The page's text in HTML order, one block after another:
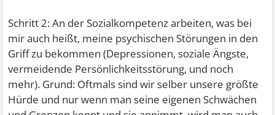
Schritt 2: An der Sozialkompetenz arbeiten, was bei
mir auch heißt, meine psychischen Störungen in den
Griff zu bekommen (Depressionen, soziale Ängste,
vermeidende Persönlichkeitsstörung, und noch
mehr). Grund: Oftmals sind wir selber unsere größte
Hürde und nur wenn man seine eigenen Schwächen